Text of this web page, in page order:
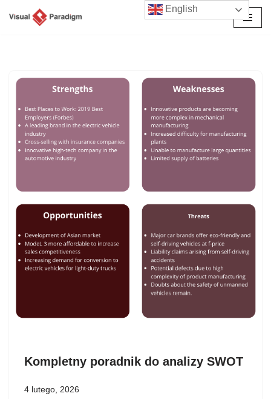
Kompletny poradnik do analizy SWOT
4 lutego, 2026
English